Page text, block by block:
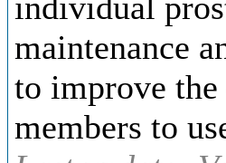
maintenance
to improve
members to